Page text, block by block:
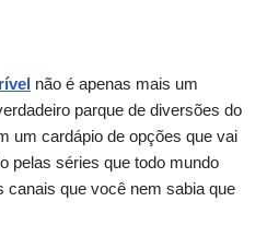
não é apenas mais um
parque de diversões do
um cardápio de opções que vai
pelas séries que todo mundo
canais que você nem sabia que